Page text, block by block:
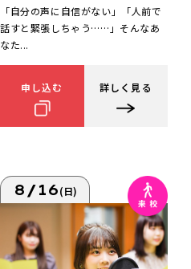
「自分の声に自信がない」「人前で
話すと緊張しちゃう……」そんなあ
なた...
申し込む 詳しく見る
8/16(日)